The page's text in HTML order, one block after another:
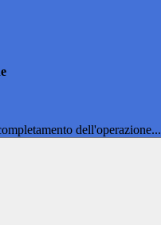
dell'operazione...